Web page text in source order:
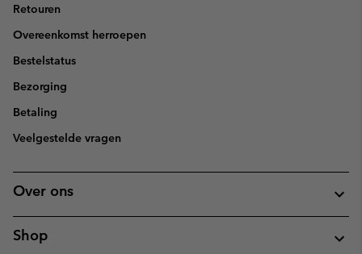
Retouren
Overeenkomst herroepen
Bestelstatus
Bezorging
Betaling
Veelgestelde vragen
Over ons
Shop